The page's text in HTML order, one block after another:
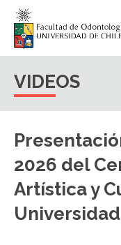
VIDEOS
2026 del
Artística y